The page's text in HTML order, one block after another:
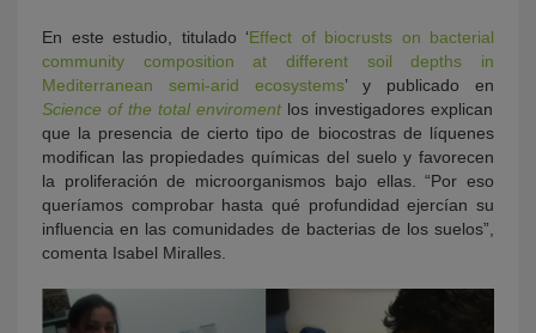
En este estudio, titulado ‘Effect of biocrusts on bacterial
community composition at different soil depths in
Mediterranean semi-arid ecosystems’ y publicado en
Science of the total enviroment los investigadores explican
que la presencia de cierto tipo de biocostras de líquenes
modifican las propiedades químicas del suelo y favorecen
la proliferación de microorganismos bajo ellas. “Por eso
queríamos comprobar hasta qué profundidad ejercían su
influencia en las comunidades de bacterias de los suelos”,
comenta Isabel Miralles.